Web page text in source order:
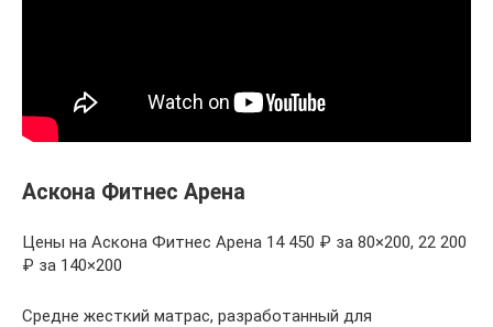
Аскона Фитнес Арена
Цены на Аскона Фитнес Арена 14 450 ₽ за 80×200, 22 200
₽ за 140×200
Средне жесткий матрас, разработанный для